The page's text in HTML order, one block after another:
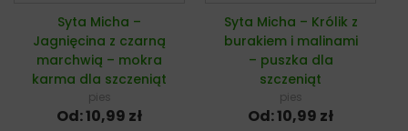
Syta Micha –
Jagnięcina z czarną
marchwią – mokra
karma dla szczeniąt
pies
Od:10,99 zł
Syta Micha – Królik z
burakiem i malinami
– puszka dla
szczeniąt
pies
Od:10,99 zł